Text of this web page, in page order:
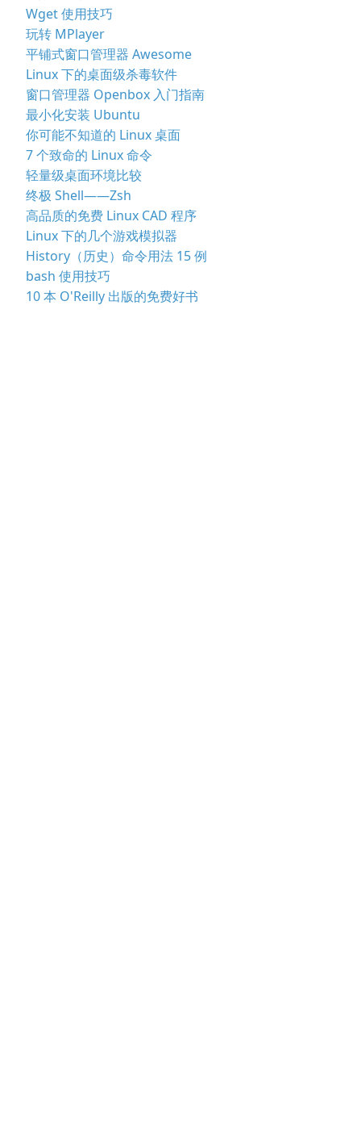
Wget 使用技巧
玩转 MPlayer
平铺式窗口管理器 Awesome
Linux 下的桌面级杀毒软件
窗口管理器 Openbox 入门指南
最小化安装 Ubuntu
你可能不知道的 Linux 桌面
7 个致命的 Linux 命令
轻量级桌面环境比较
终极 Shell——Zsh
高品质的免费 Linux CAD 程序
Linux 下的几个游戏模拟器
History（历史）命令用法 15 例
bash 使用技巧
10 本 O'Reilly 出版的免费好书